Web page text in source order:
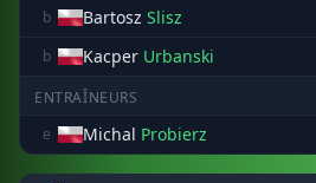
b Bartosz Slisz
b Kacper Urbanski
ENTRAÎNEURS
e
Michal Probierz